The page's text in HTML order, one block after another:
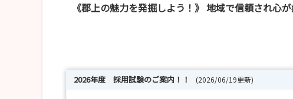
《郡上の魅力を発掘しよう！》 地域で信頼され心
2026年度 採用試験のご案内！！ (2026/06/19更新)